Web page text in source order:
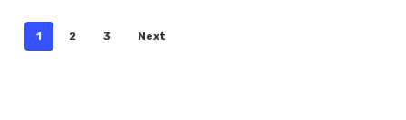
1 2 3 Next